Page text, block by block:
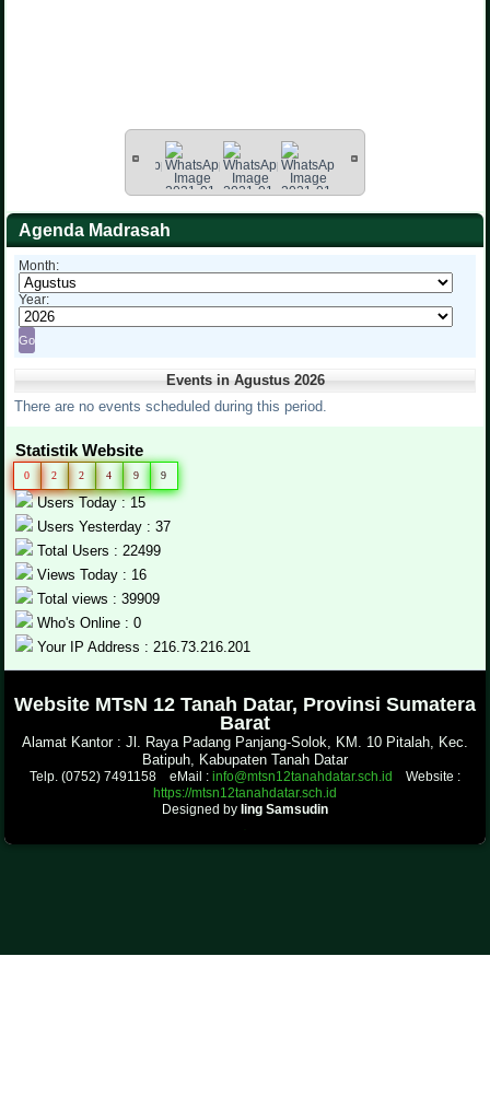
Agenda Madrasah
Month:
Year:
Events in Agustus 2026
There are no events scheduled during this period.
Statistik Website
0 2 2 4 9 9
Users Today : 15
Users Yesterday : 37
Total Users : 22499
Views Today : 16
Total views : 39909
Who's Online : 0
Your IP Address : 216.73.216.201
Website MTsN 12 Tanah Datar, Provinsi Sumatera
Barat
Alamat Kantor : Jl. Raya Padang Panjang-Solok, KM. 10 Pitalah, Kec.
Batipuh, Kabupaten Tanah Datar
Telp. (0752) 7491158 eMail : info@mtsn12tanahdatar.sch.id
Website :
https://mtsn12tanahdatar.sch.id
Designed by Iing Samsudin